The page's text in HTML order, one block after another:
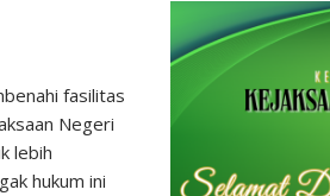
fasilitas
Negeri
lebih
hukum ini